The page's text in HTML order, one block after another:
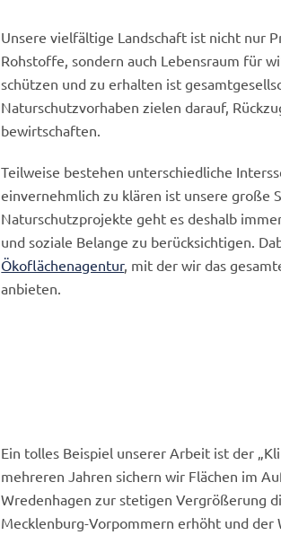
Unsere vielfältige Landschaft ist nicht nur
Rohstoffe, sondern auch Lebensraum für
schützen und zu erhalten ist
Naturschutzvorhaben zielen darauf,
bewirtschaften.
Teilweise bestehen unterschiedliche
einvernehmlich zu klären ist unsere große
Naturschutzprojekte geht es deshalb
und soziale Belange zu berücksichtigen.
Ökoflächenagentur, mit der wir das
anbieten.
Ein tolles Beispiel unserer Arbeit ist der
mehreren Jahren sichern wir Flächen im
Wredenhagen zur stetigen Vergrößerung
Mecklenburg-Vorpommern erhöht und der